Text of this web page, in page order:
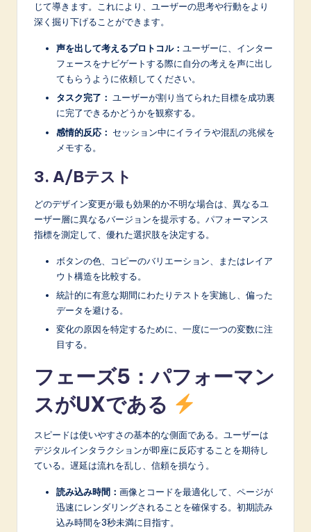
じて導きます。これにより、ユーザーの思考や行動をより
深く掘り下げることができます。
声を出して考えるプロトコル： ユーザーに、インター
フェースをナビゲートする際に自分の考えを声に出し
てもらうように依頼してください。
タスク完了： ユーザーが割り当てられた目標を成功裏
に完了できるかどうかを観察する。
感情的反応： セッション中にイライラや混乱の兆候を
メモする。
3. A/Bテスト
どのデザイン変更が最も効果的か不明な場合は、異なるユ
ーザー層に異なるバージョンを提示する。パフォーマンス
指標を測定して、優れた選択肢を決定する。
ボタンの色、コピーのバリエーション、またはレイア
ウト構造を比較する。
統計的に有意な期間にわたりテストを実施し、偏った
データを避ける。
変化の原因を特定するために、一度に一つの変数に注
目する。
フェーズ5：パフォーマン
スがUXである
スピードは使いやすさの基本的な側面である。ユーザーは
デジタルインタラクションが即座に反応することを期待し
ている。遅延は流れを乱し、信頼を損なう。
読み込み時間： 画像とコードを最適化して、ページが
迅速にレンダリングされることを確保する。初期読み
込み時間を3秒未満に目指す。